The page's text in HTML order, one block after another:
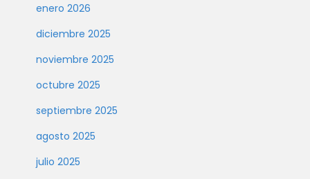
enero 2026
diciembre 2025
noviembre 2025
octubre 2025
septiembre 2025
agosto 2025
julio 2025